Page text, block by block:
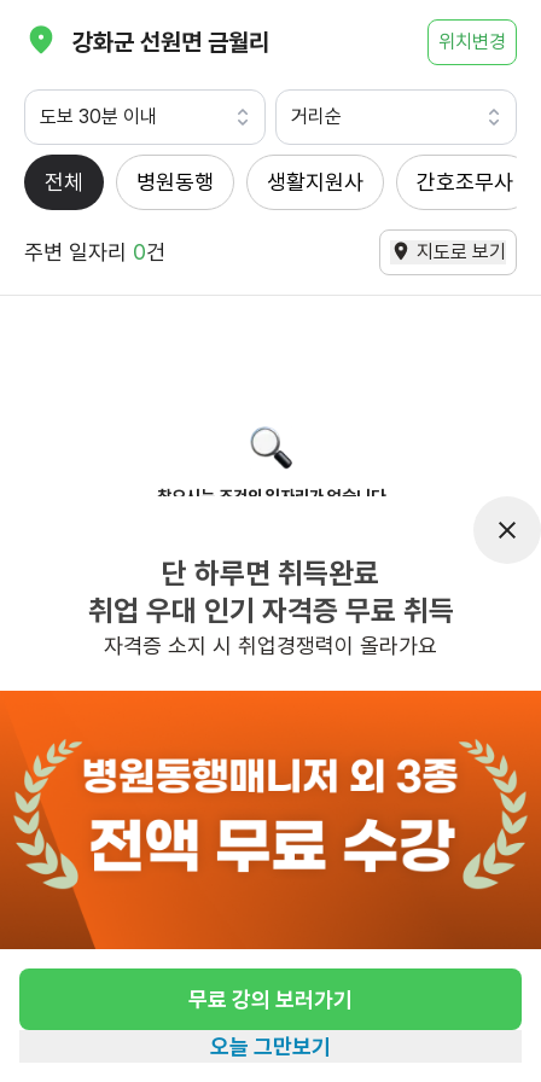
강화군 선원면 금월리 위치변경
도보 30분 이내 거리순
전체 병원동행 생활지원사 간호조무사
주변 일자리 0건 지도로 보기
찾으시는 조건의 일자리가 없습니다
반경 3KM 이내의 일자리 확인하기
단 하루면 취득완료
취업 우대 인기 자격증 무료 취득
자격증 소지 시 취업경쟁력이 올라가요
무료 강의 보러가기
오늘 그만보기